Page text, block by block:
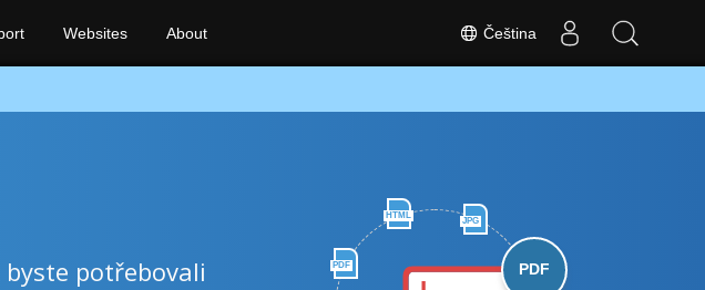
Čeština
Websites About
HTML
JPG
PDF PDF
byste potřebovali